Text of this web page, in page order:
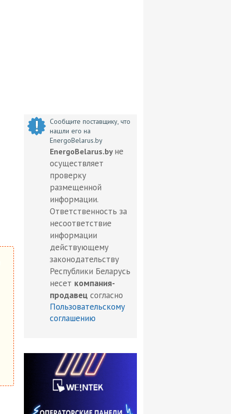
Сообщите поставщику, что
нашли его на
EnergoBelarus.by
EnergoBelarus.by не
осуществляет
проверку
размещенной
информации.
Ответственность за
несоответствие
информации
действующему
законодательству
Республики Беларусь
несет компания-
продавец согласно
Пользовательскому
соглашению